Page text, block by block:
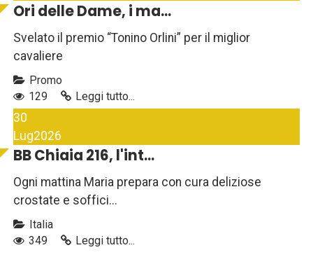
Ori delle Dame, i ma...
Svelato il premio “Tonino Orlini” per il miglior
cavaliere
Promo
129
Leggi tutto...
30
Lug2026
BB Chiaia 216, l'int...
Ogni mattina Maria prepara con cura deliziose
crostate e soffici...
Italia
349
Leggi tutto...